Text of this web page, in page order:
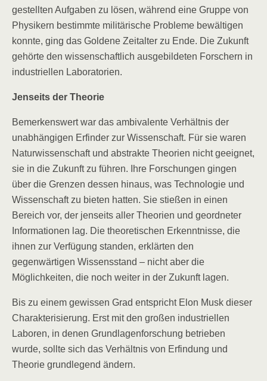
gestellten Aufgaben zu lösen, während eine Gruppe von
Physikern bestimmte militärische Probleme bewältigen
konnte, ging das Goldene Zeitalter zu Ende. Die Zukunft
gehörte den wissenschaftlich ausgebildeten Forschern in
industriellen Laboratorien.
Jenseits der Theorie
Bemerkenswert war das ambivalente Verhältnis der
unabhängigen Erfinder zur Wissenschaft. Für sie waren
Naturwissenschaft und abstrakte Theorien nicht geeignet,
sie in die Zukunft zu führen. Ihre Forschungen gingen
über die Grenzen dessen hinaus, was Technologie und
Wissenschaft zu bieten hatten. Sie stießen in einen
Bereich vor, der jenseits aller Theorien und geordneter
Informationen lag. Die theoretischen Erkenntnisse, die
ihnen zur Verfügung standen, erklärten den
gegenwärtigen Wissensstand – nicht aber die
Möglichkeiten, die noch weiter in der Zukunft lagen.
Bis zu einem gewissen Grad entspricht Elon Musk dieser
Charakterisierung. Erst mit den großen industriellen
Laboren, in denen Grundlagenforschung betrieben
wurde, sollte sich das Verhältnis von Erfindung und
Theorie grundlegend ändern.